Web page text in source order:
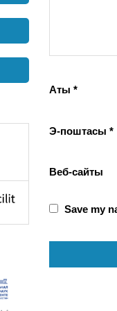
Аты*
Э-поштасы*
Веб-сайты
Save my